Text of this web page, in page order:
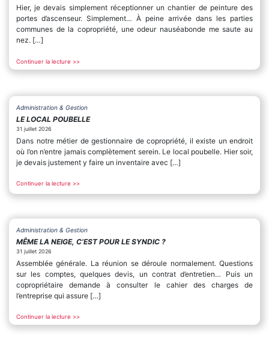
Hier, je devais simplement réceptionner un chantier de peinture des
portes d’ascenseur. Simplement… À peine arrivée dans les parties
communes de la copropriété, une odeur nauséabonde me saute au
nez. […]
Continuer la lecture >>
Administration & Gestion
LE LOCAL POUBELLE
31 juillet 2026
Dans notre métier de gestionnaire de copropriété, il existe un endroit
où l’on n’entre jamais complètement serein. Le local poubelle. Hier soir,
je devais justement y faire un inventaire avec […]
Continuer la lecture >>
Administration & Gestion
MÊME LA NEIGE, C’EST POUR LE SYNDIC ?
31 juillet 2026
Assemblée générale. La réunion se déroule normalement. Questions
sur les comptes, quelques devis, un contrat d’entretien… Puis un
copropriétaire demande à consulter le cahier des charges de
l’entreprise qui assure […]
Continuer la lecture >>